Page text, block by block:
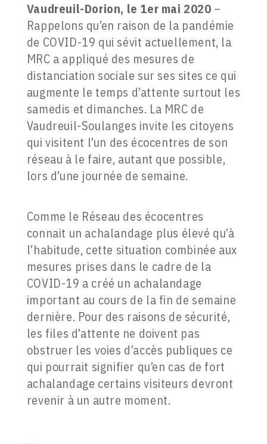
Vaudreuil-Dorion, le 1er mai 2020 –
Rappelons qu’en raison de la pandémie
de COVID-19 qui sévit actuellement, la
MRC a appliqué des mesures de
distanciation sociale sur ses sites ce qui
augmente le temps d’attente surtout les
samedis et dimanches. La MRC de
Vaudreuil-Soulanges invite les citoyens
qui visitent l’un des écocentres de son
réseau à le faire, autant que possible,
lors d’une journée de semaine.
Comme le Réseau des écocentres
connait un achalandage plus élevé qu’à
l’habitude, cette situation combinée aux
mesures prises dans le cadre de la
COVID-19 a créé un achalandage
important au cours de la fin de semaine
dernière. Pour des raisons de sécurité,
les files d’attente ne doivent pas
obstruer les voies d’accès publiques ce
qui pourrait signifier qu’en cas de fort
achalandage certains visiteurs devront
revenir à un autre moment.